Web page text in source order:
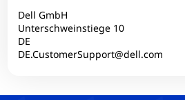
RAM-Größe: 16 GB
RAM-Onboard: Nein
Dell GmbH
Unterschweinstiege 10
DE
DE.CustomerSupport@dell.com